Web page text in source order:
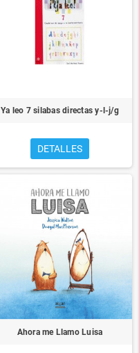
Ya leo 7 silabas directas y-l-j/g
DETALLES
Ahora me Llamo Luisa